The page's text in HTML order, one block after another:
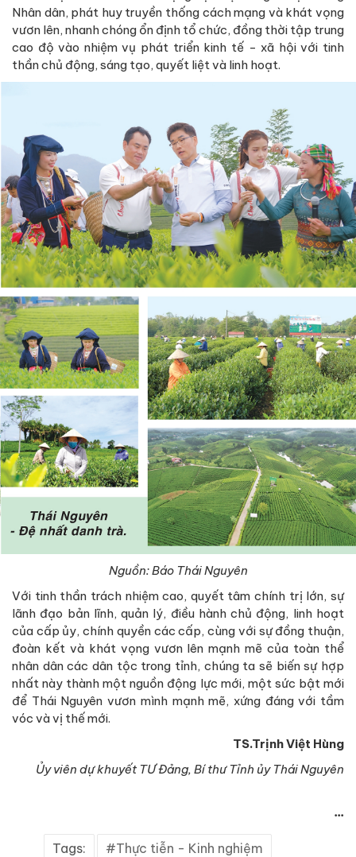
Nhân dân, phát huy truyền thống cách mạng và khát vọng
vươn lên, nhanh chóng ổn định tổ chức, đồng thời tập trung
cao độ vào nhiệm vụ phát triển kinh tế - xã hội với tinh
thần chủ động, sáng tạo, quyết liệt và linh hoạt.
Nguồn: Báo Thái Nguyên
Với tinh thần trách nhiệm cao, quyết tâm chính trị lớn, sự
lãnh đạo bản lĩnh, quản lý, điều hành chủ động, linh hoạt
của cấp ủy, chính quyền các cấp, cùng với sự đồng thuận,
đoàn kết và khát vọng vươn lên mạnh mẽ của toàn thể
nhân dân các dân tộc trong tỉnh, chúng ta sẽ biến sự hợp
nhất này thành một nguồn động lực mới, một sức bật mới
để Thái Nguyên vươn mình mạnh mẽ, xứng đáng với tầm
vóc và vị thế mới.
TS.Trịnh Việt Hùng
Ủy viên dự khuyết TƯ Đảng, Bí thư Tỉnh ủy Thái Nguyên
...
Tags: Thực tiễn - Kinh nghiệm